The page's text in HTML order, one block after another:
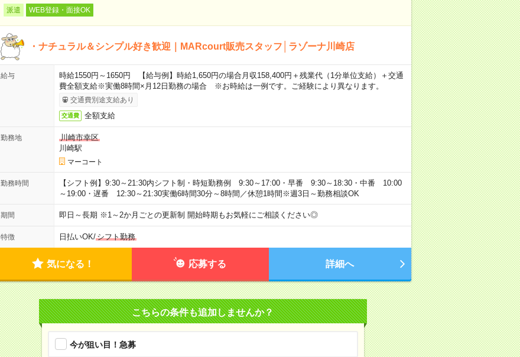
派遣 WEB登録・面接OK
・ナチュラル＆シンプル好き歓迎｜MARcourt販売スタッフ│ラゾーナ川崎店
給与
時給1550円～1650円 【給与例】時給1,650円の場合月収158,400円＋残業代（1分単位支給）＋交通
費全額支給※実働8時間×月12日勤務の場合 ※お時給は一例です。ご経験により異なります。
交通費別途支給あり
交通費 全額支給
勤務地
川崎市幸区
川崎駅
マーコート
勤務時間
【シフト例】9:30～21:30内シフト制・時短勤務例 9:30～17:00・早番 9:30～18:30・中番 10:00
～19:00・遅番 12:30～21:30実働6時間30分～8時間／休憩1時間※週3日～勤務相談OK
期間 即日～長期 ※1～2か月ごとの更新制 開始時期もお気軽にご相談ください◎
特徴 日払いOK/シフト勤務
気になる！ 応募する 詳細へ
こちらの条件も追加しませんか？
今が狙い目！急募